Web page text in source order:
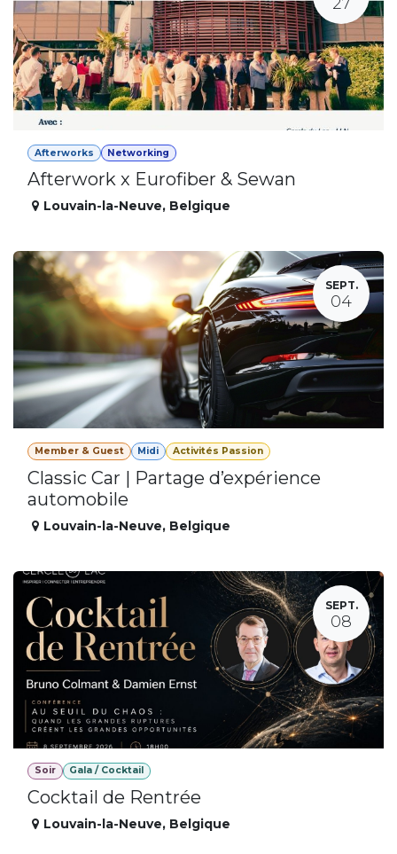
Afterworks Networking
Afterwork x Eurofiber & Sewan
Louvain-la-Neuve, Belgique
SEPT.
04
Member & Guest Midi Activités Passion
Classic Car | Partage d’expérience
automobile
Louvain-la-Neuve, Belgique
SEPT.
08
Soir Gala / Cocktail
Cocktail de Rentrée
Louvain-la-Neuve, Belgique